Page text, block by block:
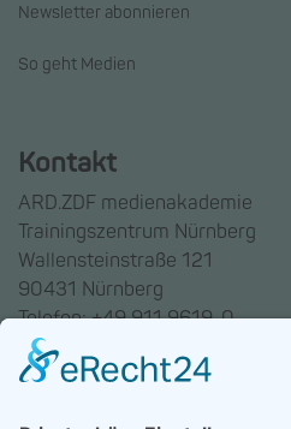
Newsletter abonnieren
So geht Medien
Kontakt
ARD.ZDF medienakademie
Trainingszentrum Nürnberg
Wallensteinstraße 121
90431 Nürnberg
Telefon: +49 911 9619-0
Trainingszentrum Hannover